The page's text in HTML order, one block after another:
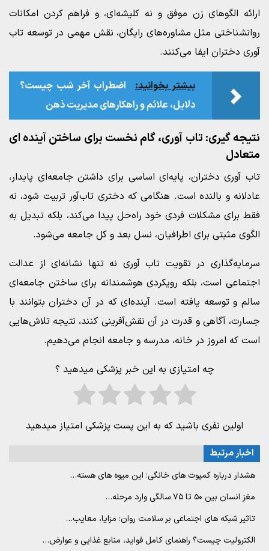
ارائه الگوهای زن موفق و نه کلیشه‌ای، و فراهم کردن امکانات
روانشناختی مثل مشاوره‌های رایگان، نقش مهمی در توسعه تاب
آوری دختران ایفا می‌کنند.
بیشتر بخوانید:
اضطراب آخر شب چیست؟
دلایل، علائم و راهکارهای مدیریت ذهن
نتیجه‌ گیری: تاب آوری، گام نخست برای ساختن آینده‌ ای
متعادل
تاب آوری دختران، پایه‌ای اساسی برای داشتن جامعه‌ای پایدار،
عادلانه و بالنده است. هنگامی که دختری تاب‌آور تربیت شود، نه
فقط برای مشکلات فردی خود راه‌حل پیدا می‌کند، بلکه تبدیل به
الگوی مثبتی برای اطرافیان، نسل بعد و کل جامعه می‌شود.
سرمایه‌گذاری در تقویت تاب آوری نه تنها نشانه‌ای از عدالت
اجتماعی است، بلکه رویکردی هوشمندانه برای ساختن جامعه‌ای
سالم و توسعه یافته است. آینده‌ای که در آن دختران بتوانند با
جسارت، آگاهی و قدرت در آن نقش‌آفرینی کنند، نتیجه تلاش‌هایی
است که امروز در خانه، مدرسه و جامعه انجام می‌دهیم.
چه امتیازی به این خبر پزشکی میدهید ؟
اولین نفری باشید که به این پست پزشکی امتیاز میدهید
اخبار مرتبط
هشدار درباره کمپوت های خانگی؛ این میوه های هسته…
مغز انسان بین ۵۰ تا ۷۵ سالگی وارد مرحله…
تاثیر شبکه های اجتماعی بر سلامت روان: مزایا، معایب…
الکترولیت چیست؟ راهنمای کامل فواید، منابع غذایی و عوارض…